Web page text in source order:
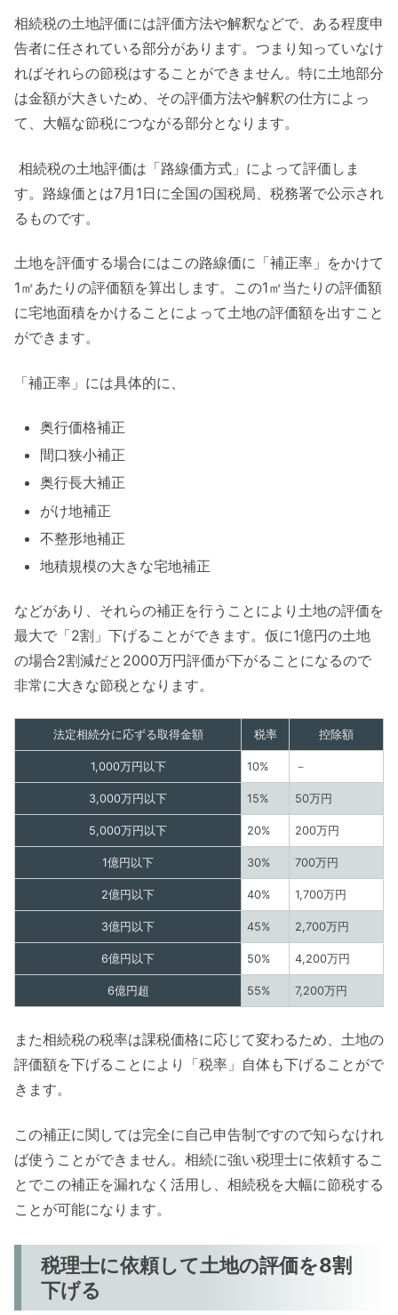
相続税の土地評価には評価方法や解釈などで、ある程度申
告者に任されている部分があります。つまり知っていなけ
ればそれらの節税はすることができません。特に土地部分
は金額が大きいため、その評価方法や解釈の仕方によっ
て、大幅な節税につながる部分となります。
相続税の土地評価は「路線価方式」によって評価しま
す。路線価とは7月1日に全国の国税局、税務署で公示され
るものです。
土地を評価する場合にはこの路線価に「補正率」をかけて
1㎡あたりの評価額を算出します。この1㎡当たりの評価額
に宅地面積をかけることによって土地の評価額を出すこと
ができます。
「補正率」には具体的に、
奥行価格補正
間口狭小補正
奥行長大補正
がけ地補正
不整形地補正
地積規模の大きな宅地補正
などがあり、それらの補正を行うことにより土地の評価を
最大で「2割」下げることができます。仮に1億円の土地
の場合2割減だと2000万円評価が下がることになるので
非常に大きな節税となります。
法定相続分に応ずる取得金額 税率 控除額
1,000万円以下 10% －
3,000万円以下 15% 50万円
5,000万円以下 20% 200万円
1億円以下 30% 700万円
2億円以下 40% 1,700万円
3億円以下 45% 2,700万円
6億円以下 50% 4,200万円
6億円超 55% 7,200万円
また相続税の税率は課税価格に応じて変わるため、土地の
評価額を下げることにより「税率」自体も下げることがで
きます。
この補正に関しては完全に自己申告制ですので知らなけれ
ば使うことができません。相続に強い税理士に依頼するこ
とでこの補正を漏れなく活用し、相続税を大幅に節税する
ことが可能になります。
税理士に依頼して土地の評価を8割
下げる